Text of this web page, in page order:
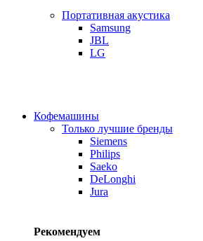
Портативная акустика
Samsung
JBL
LG
Кофемашины
Только лучшие бренды
Siemens
Philips
Saeko
DeLonghi
Jura
Рекомендуем